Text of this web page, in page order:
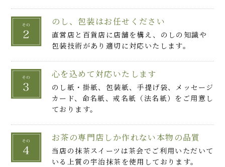
「抹茶菓子」の印象を変えてく
えりんぎさん（埼玉県・30代・女性）
(5)
綺麗な抹茶色のクッキー、箱を開けた瞬間から
感動です。
保存料／着色料／添加物が一切入っていない
体に優しいクッキー。
挽き茶であり且つ宇治抹茶という贅沢な組み
合わせ。
のし、包装はお任せください
直営店と百貨店に店舗を構え、のしの知識や
包装技術があり適切に対応いたします。
心を込めて対応いたします
のし紙・掛紙、包装紙、手提げ袋、メッセージ
カード、命名紙、戒名紙（法名紙）をご用意し
ております。
お茶の専門店しか作れない本物の品質
当店の抹茶スイーツは茶会でご利用いただいて
いる上質の宇治抹茶を使用しております。